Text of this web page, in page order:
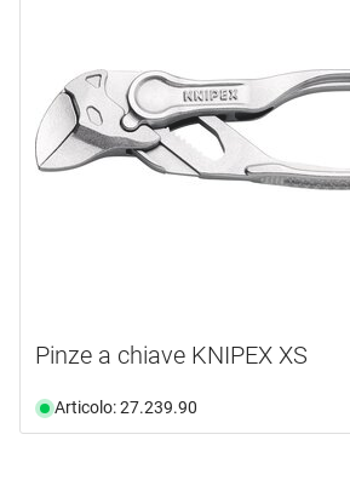
Pinze a chiave KNIPEX XS
Articolo: 27.239.90